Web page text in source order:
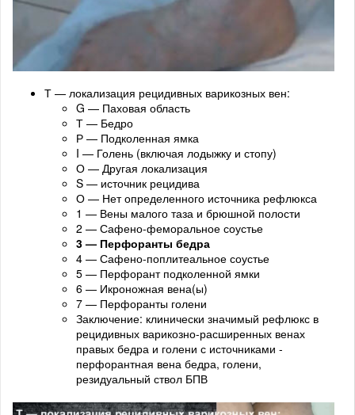
Т — локализация рецидивных варикозных вен:
G — Паховая область
Т — Бедро
Р — Подколенная ямка
I — Голень (включая лодыжку и стопу)
О — Другая локализация
S — источник рецидива
О — Нет определенного источника рефлюкса
1 — Вены малого таза и брюшной полости
2 — Сафено-феморальное соустье
3 — Перфоранты бедра
4 — Сафено-поплитеальное соустье
5 — Перфорант подколенной ямки
6 — Икроножная вена(ы)
7 — Перфоранты голени
Заключение: клинически значимый рефлюкс в
рецидивных варикозно-расширенных венах
правых бедра и голени с источниками -
перфорантная вена бедра, голени,
резидуальный ствол БПВ